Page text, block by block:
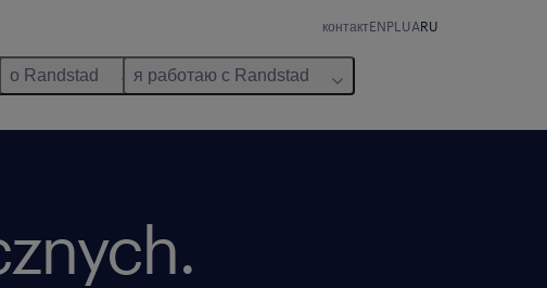
контактENPL UARU
о Randstad я работаю с Randstad